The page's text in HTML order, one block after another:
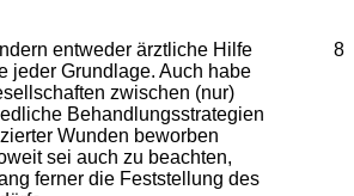
8
entweder ärztliche Hilfe
jeder Grundlage. Auch habe
zwischen (nur)
Behandlungsstrategien
Wunden beworben
sei auch zu beachten,
ferner die Feststellung des